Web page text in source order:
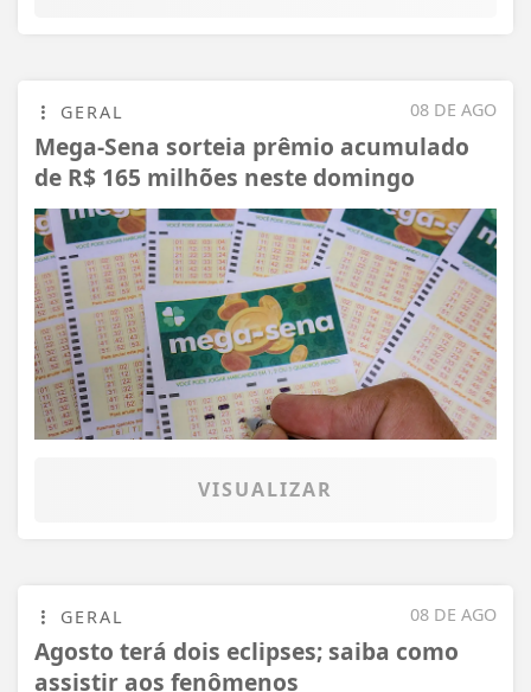
08 DE AGO
GERAL
Mega-Sena sorteia prêmio acumulado
de R$ 165 milhões neste domingo
VISUALIZAR
08 DE AGO
GERAL
Agosto terá dois eclipses; saiba como
assistir aos fenômenos